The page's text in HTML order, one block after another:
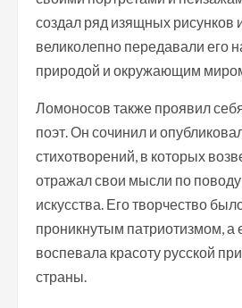
создал ряд изящных рисунков
великолепно передавали его
природой и окружающим
Ломоносов также проявил
поэт. Он сочинил и
стихотворений, в которых
отражал свои мысли по
искусства. Его творчество
проникнутым патриотизмом, а
воспевала красоту русской
страны.